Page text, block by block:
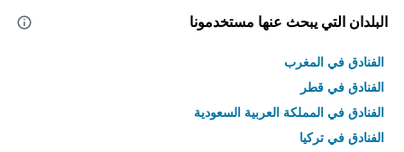
البلدان التي يبحث عنها مستخدمونا
الفنادق في المغرب
الفنادق في قطر
الفنادق في المملكة العربية السعودية
الفنادق في تركيا